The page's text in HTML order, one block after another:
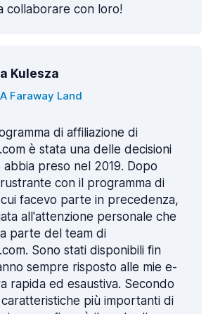
collaborare con loro!
Kulesza
Faraway Land
di affiliazione di
è stata una delle decisioni
abbia preso nel 2019. Dopo
con il programma di
facevo parte in precedenza,
all'attenzione personale che
parte del team di
Sono stati disponibili fin
sempre risposto alle mie e-
rapida ed esaustiva. Secondo
più importanti di